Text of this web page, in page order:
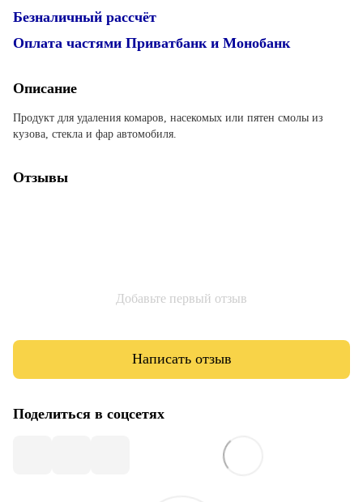
Безналичный рассчёт
Оплата частями Приватбанк и Монобанк
Описание
Продукт для удаления комаров, насекомых или пятен смолы из
кузова, стекла и фар автомобиля.
Отзывы
Добавьте первый отзыв
Написать отзыв
Поделиться в соцсетях